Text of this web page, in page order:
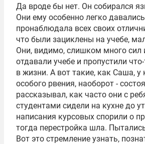
Да вроде бы нет. Он собирался
Они ему особенно легко
пронаблюдала всех своих
что были зациклены на учебе,
Они, видимо, слишком много сил
отдавали учебе и пропустили
в жизни. А вот такие, как Саша, у
особого рвения, наоборот -
рассказывал, как часто они с
студентами сидели на кухне до
написания курсовых спорили о
тогда перестройка шла.
Вот это стремление узнать,